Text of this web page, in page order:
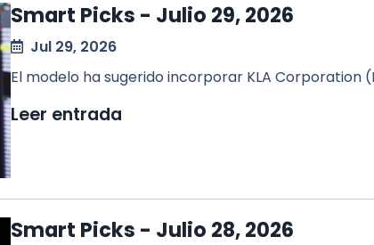
Smart Picks - Julio 29, 2026
Jul 29, 2026
El modelo ha sugerido incorporar KLA Corporation
Leer entrada
Smart Picks - Julio 28, 2026